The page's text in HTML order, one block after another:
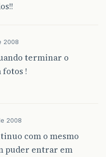
2008
terminar o
fotos !
2008
com o mesmo
puder entrar em